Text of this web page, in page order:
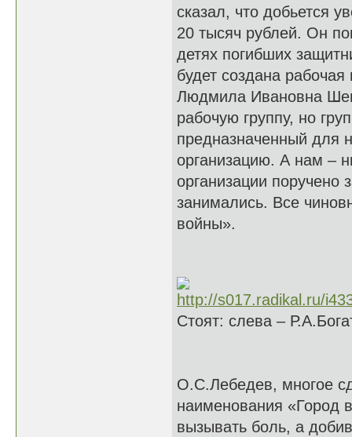
сказал, что добьется
20 тысяч рублей. Он
детях погибших
будет создана
Людмила Ивановна
рабочую группу, но
предназначенный для
организацию. А нам –
организации
занимались. Все
войны».
Стоят: слева –
О.С.Лебедев, многое
наименования «Город
вызывать боль, а